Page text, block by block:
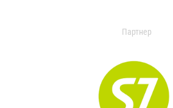
Партнер